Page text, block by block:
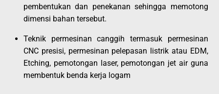
pembentukan dan penekanan sehingga memotong
dimensi bahan tersebut.
Teknik permesinan canggih termasuk permesinan
CNC presisi, permesinan pelepasan listrik atau EDM,
Etching, pemotongan laser, pemotongan jet air guna
membentuk benda kerja logam